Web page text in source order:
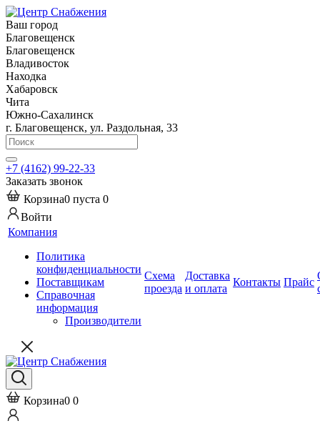
Ваш город
Благовещенск
Благовещенск
Владивосток
Находка
Хабаровск
Чита
Южно-Сахалинск
г. Благовещенск, ул. Раздольная, 33
+7 (4162) 99-22-33
Заказать звонок
Корзина0 пуста 0
Войти
Компания
Политика
конфиденциальности
Поставщикам
Справочная
информация
Производители
Схема
проезда
Доставка
и оплата
Контакты Прайс
Корзина0 0